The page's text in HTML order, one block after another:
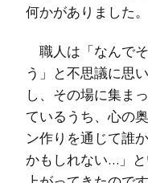
何かがありました。
職人は「なんで
う」と不思議に思
し、その場に集ま
ているうち、心の
ン作りを通じて誰
かもしれない…」